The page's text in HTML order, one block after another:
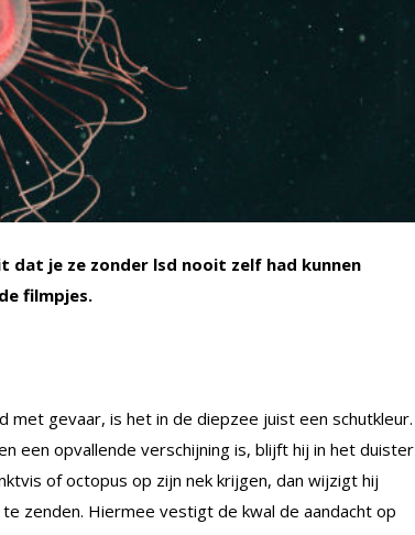
dat je ze zonder lsd nooit zelf had kunnen
filmpjes.
­gevaar, is het in de diepzee juist een schutkleur.
een opvallende verschijning is, blijft hij in het duister
of octopus op zijn nek krijgen, dan wijzigt hij
zenden. Hiermee vestigt de kwal de aandacht op